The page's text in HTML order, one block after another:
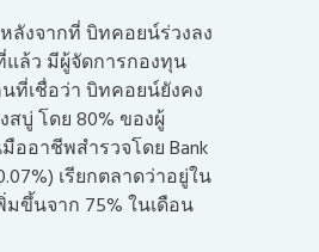
ลังจากที่ บิทคอยน์ร่วงลง
แล้ว มีผู้จัดการกองทุน
ที่เชื่อว่า บิทคอยน์ยังคง
บู่ โดย 80% ของผู้
ออาชีพสำรวจโดย Bank
เรียกตลาดว่าอยู่ใน
ขึ้นจาก 75% ในเดือน